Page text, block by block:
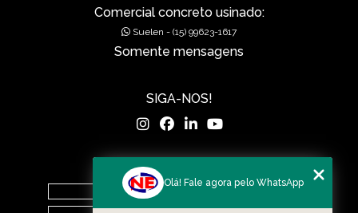
MUROS EM CONCRETO
MUROS PRÉ FABRICADOS
PISOS DE CONCRETO
Comercial concreto usinado:
Suelen - (15) 99623-1617
Somente mensagens
SIGA-NOS!
MENU
Olá! Fale agora pelo WhatsApp